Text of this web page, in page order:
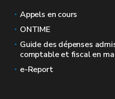
Appels en cours
ONTIME
Guide des dépenses
comptable et fiscal en
e-Report